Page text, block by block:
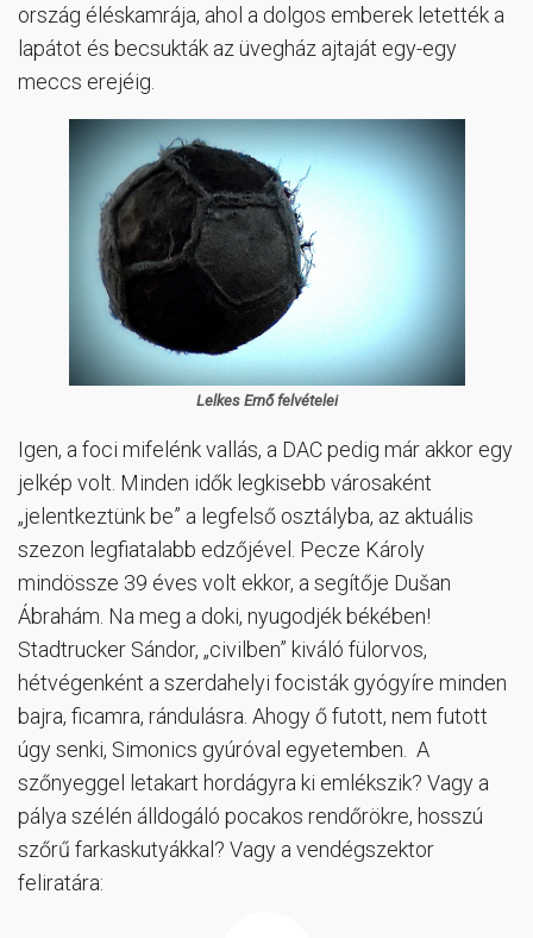
ország éléskamrája, ahol a dolgos emberek letették a
lapátot és becsukták az üvegház ajtaját egy-egy
meccs erejéig.
Lelkes Ernő felvételei
Igen, a foci mifelénk vallás, a DAC pedig már akkor egy
jelkép volt. Minden idők legkisebb városaként
„jelentkeztünk be” a legfelső osztályba, az aktuális
szezon legfiatalabb edzőjével. Pecze Károly
mindössze 39 éves volt ekkor, a segítője Dušan
Ábrahám. Na meg a doki, nyugodjék békében!
Stadtrucker Sándor, „civilben” kiváló fülorvos,
hétvégenként a szerdahelyi focisták gyógyíre minden
bajra, ficamra, rándulásra. Ahogy ő futott, nem futott
úgy senki, Simonics gyúróval egyetemben. A
szőnyeggel letakart hordágyra ki emlékszik? Vagy a
pálya szélén álldogáló pocakos rendőrökre, hosszú
szőrű farkaskutyákkal? Vagy a vendégszektor
feliratára: